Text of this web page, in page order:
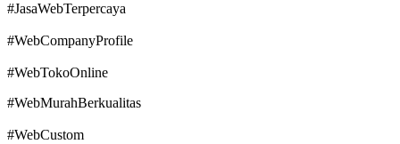
#JasaWebTerpercaya
#WebCompanyProfile
#WebTokoOnline
#WebMurahBerkualitas
#WebCustom